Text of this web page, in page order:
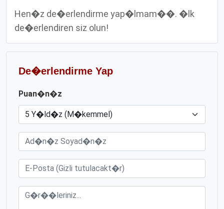
Hen�z de�erlendirme yap�lmam��. �lk
de�erlendiren siz olun!
De�erlendirme Yap
Puan�n�z